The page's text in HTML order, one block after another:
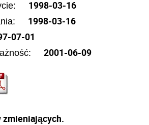
1998-03-16
1998-03-16
07-01
2001-06-09
zmieniających.